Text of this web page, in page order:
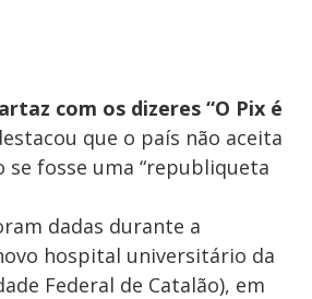
com os dizeres “O Pix é
que o país não aceita
fosse uma “republiqueta
dadas durante a
hospital universitário da
Federal de Catalão), em